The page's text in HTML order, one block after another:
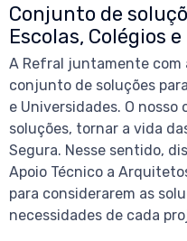
Conjunto de
Escolas, Colégios
A Refral juntamente
conjunto de soluções
e Universidades. O
soluções, tornar a vida
Segura. Nesse sentido,
Apoio Técnico a
para considerarem as
necessidades de cada